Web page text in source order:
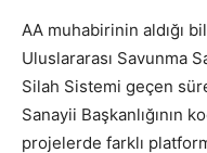
AA muhabirinin aldığı
Uluslararası Savunma
Silah Sistemi geçen
Sanayii Başkanlığının
projelerde farklı